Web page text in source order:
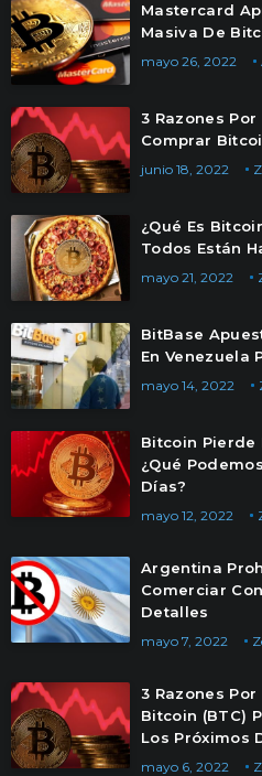
Mastercard
Masiva De
mayo 26, 2022
3 Razones
Comprar
junio 18, 2022
¿Qué Es
Todos Están
mayo 21, 2022
BitBase
En Venezuela
mayo 14, 2022
Bitcoin Pierde
¿Qué
Días?
mayo 12, 2022
Argentina
Comerciar
Detalles
mayo 7, 2022
3 Razones Por
Bitcoin (BTC)
Los Próximos
mayo 6, 2022